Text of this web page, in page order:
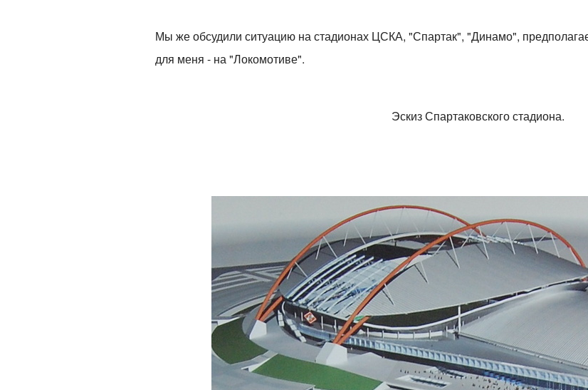
Мы же обсудили ситуацию на стадионах ЦСКА, "Спартак", "Динамо",
для меня - на "Локомотиве".
Эскиз Спартаковского стадиона.